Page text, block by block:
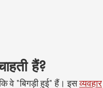
हैं?
वे "बिगड़ी हुई" हैं। इस व्यवहार